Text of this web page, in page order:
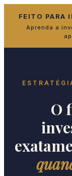
FEITO PARA
Aprenda a
O